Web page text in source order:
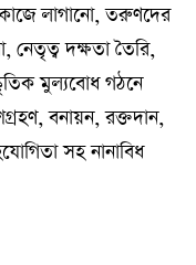
লাগানো, তরুণদের
নেতৃত্ব দক্ষতা তৈরি,
মুল্যবোধ গঠনে
বনায়ন, রক্তদান,
সহ নানাবিধ